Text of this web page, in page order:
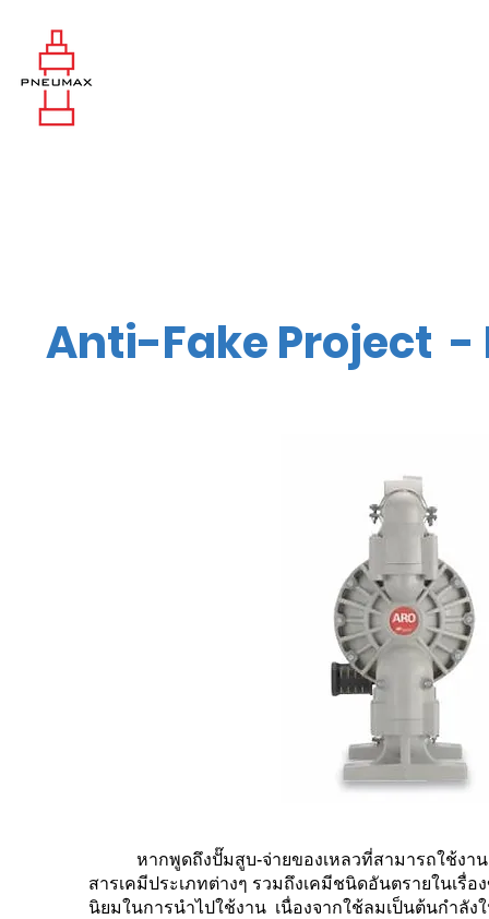
Anti-Fake Project -
หากพูดถึงปั๊มสูบ-จ่ายของเหลวที่สามารถใช้งานกั
สารเคมีประเภทต่างๆ รวมถึงเคมีชนิดอันตรายในเรื่อ
นิยมในการนำไปใช้งาน เนื่องจากใช้ลมเป็นต้นกำลั